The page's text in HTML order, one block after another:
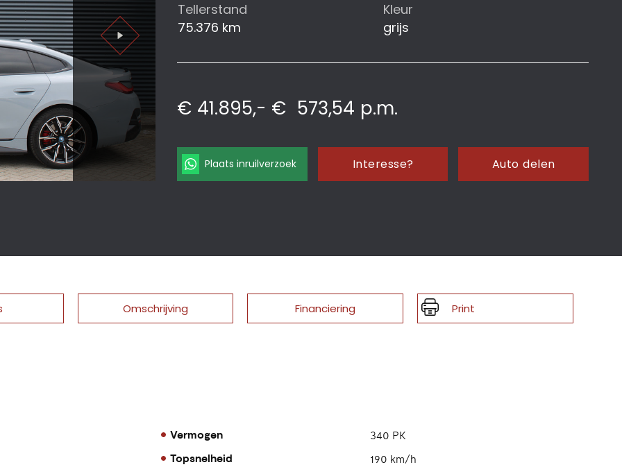
Tellerstand
75.376 km
Kleur
grijs
€ 41.895,- € 573,54 p.m.
Plaats inruilverzoek Interesse? Auto delen
Omschrijving Financiering Print
Vermogen 340 PK
Topsnelheid 190 km/h